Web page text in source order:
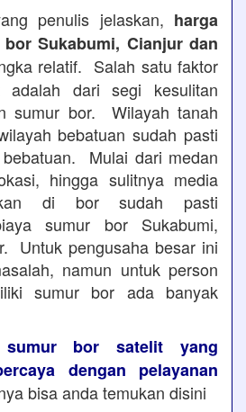
penulis jelaskan, harga
Sukabumi, Cianjur dan
relatif. Salah satu faktor
adalah dari segi kesulitan
sumur bor. Wilayah tanah
bebatuan sudah pasti
Mulai dari medan
hingga sulitnya media
di bor sudah pasti
sumur bor Sukabumi,
Untuk pengusaha besar ini
namun untuk person
sumur bor ada banyak
sumur bor satelit yang
dengan pelayanan
bisa anda temukan disini